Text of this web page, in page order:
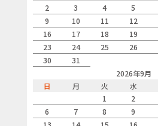
2
3 4 5
9
10 11 12
16
17 18 19
23
24 25 26
30
31
2026年9月
日
月 火 水
1
2
6
7 8 9